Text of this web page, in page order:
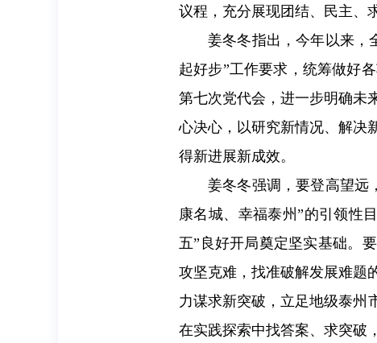
议程，充分展现团结、民主、
姜冬冬指出，今年以来，
起好步”工作要求，统筹做好
第七次党代会，进一步明确未
心决心，以研究新情况、解决
得新进展新成效。
姜冬冬强调，要登高望远
康名城、幸福泰州”的引领性
五”良好开局奠定坚实基础。
攻坚克难，找准破解发展难题
力谋求新突破，立足地级泰州
在实践探索中找答案、求突破